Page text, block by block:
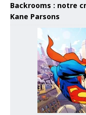
Backrooms : notre
Kane Parsons